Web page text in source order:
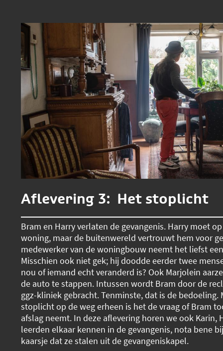
Aflevering 3: Het stoplicht
Bram en Harry verlaten de gevangenis. Harry moet
woning, maar de buitenwereld vertrouwt hem voor
medewerker van de woningbouw neemt het liefst
Misschien ook niet gek; hij doodde eerder twee
nou of iemand echt veranderd is? Ook Marjolein
de auto te stappen. Intussen wordt Bram door de
ggz-kliniek gebracht. Tenminste, dat is de bedoeling.
stoplicht op de weg erheen is het de vraag of Bram
afslag neemt. In deze aflevering horen we ook Karin,
leerden elkaar kennen in de gevangenis, nota bene
kaarsje dat ze stalen uit de gevangeniskapel.